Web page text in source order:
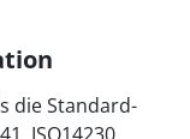
die Standard-